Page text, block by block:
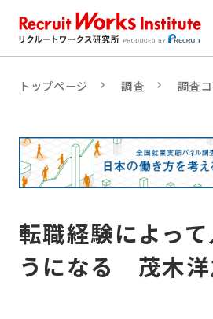
トップページ 調査 調査
転職経験によっ
うになる 茂木洋